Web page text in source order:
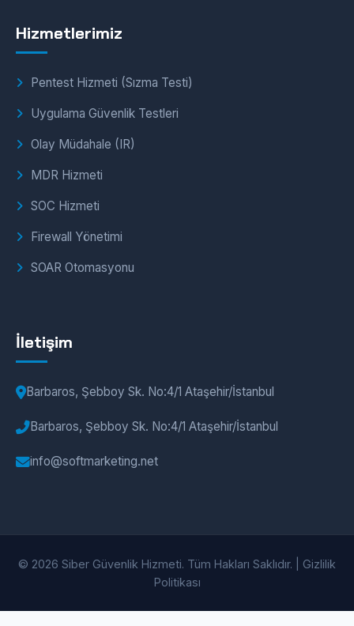
Hizmetlerimiz
Pentest Hizmeti (Sızma Testi)
Uygulama Güvenlik Testleri
Olay Müdahale (IR)
MDR Hizmeti
SOC Hizmeti
Firewall Yönetimi
SOAR Otomasyonu
İletişim
Barbaros, Şebboy Sk. No:4/1 Ataşehir/İstanbul
Barbaros, Şebboy Sk. No:4/1 Ataşehir/İstanbul
info@softmarketing.net
© 2026 Siber Güvenlik Hizmeti. Tüm Hakları Saklıdır. | Gizlilik
Politikası